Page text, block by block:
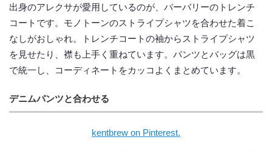
出身のアレクサが愛用しているのが、バーバリーのトレンチ
コートです。モノトーンのストライプシャツを合わせた着こ
なしがおしゃれ。トレンチコートの袖からストライプシャツ
を見せたり、襟も上手く重ねています。パンツとバッグは黒
で統一し、コーディネートをカッコよくまとめています。
デニムパンツと合わせる
kentbrew on Pinterest.